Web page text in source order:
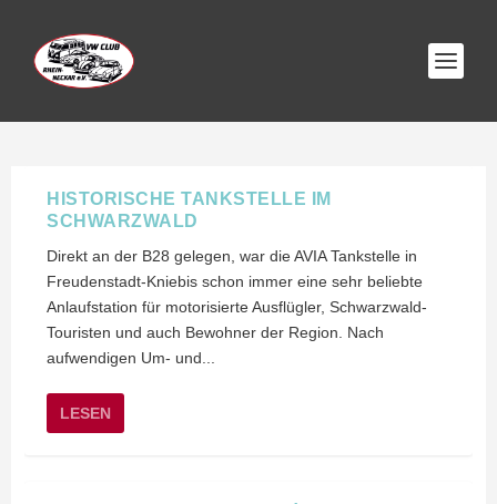
HISTORISCHE TANKSTELLE IM
SCHWARZWALD
Direkt an der B28 gelegen, war die AVIA Tankstelle in
Freudenstadt-Kniebis schon immer eine sehr beliebte
Anlaufstation für motorisierte Ausflügler, Schwarzwald-
Touristen und auch Bewohner der Region. Nach
aufwendigen Um- und...
LESEN